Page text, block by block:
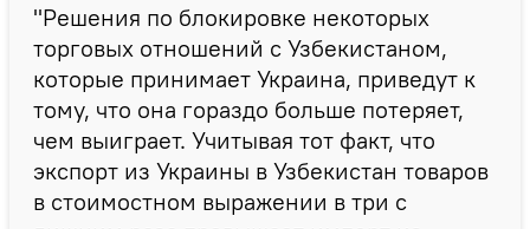
"Решения по блокировке некоторых
торговых отношений с Узбекистаном,
которые принимает Украина, приведут к
тому, что она гораздо больше потеряет,
чем выиграет. Учитывая тот факт, что
экспорт из Украины в Узбекистан товаров
в стоимостном выражении в три с